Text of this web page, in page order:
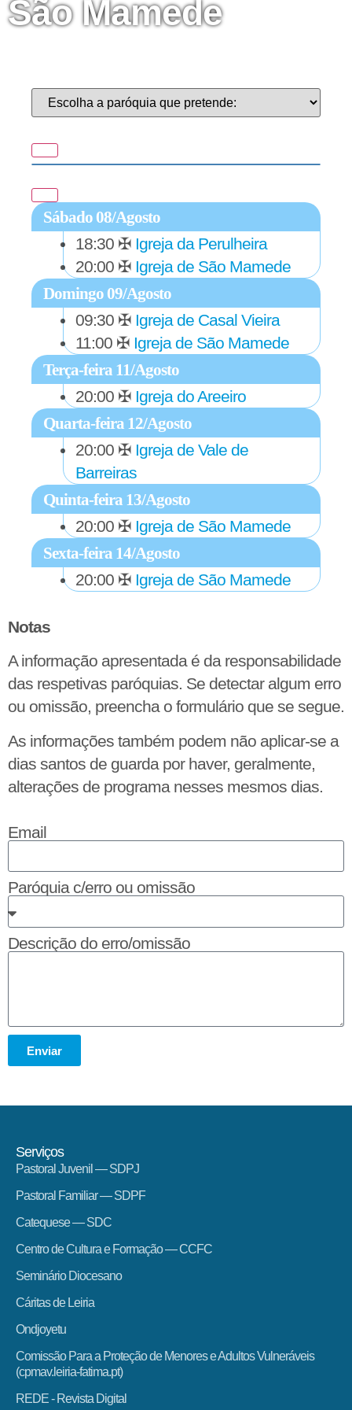
São Mamede
Sábado 08/Agosto
18:30 ✠ Igreja da Perulheira
20:00 ✠ Igreja de São Mamede
Domingo 09/Agosto
09:30 ✠ Igreja de Casal Vieira
11:00 ✠ Igreja de São Mamede
Terça-feira 11/Agosto
20:00 ✠ Igreja do Areeiro
Quarta-feira 12/Agosto
20:00 ✠ Igreja de Vale de
Barreiras
Quinta-feira 13/Agosto
20:00 ✠ Igreja de São Mamede
Sexta-feira 14/Agosto
20:00 ✠ Igreja de São Mamede
Notas
A informação apresentada é da responsabilidade
das respetivas paróquias. Se detectar algum erro
ou omissão, preencha o formulário que se segue.
As informações também podem não aplicar-se a
dias santos de guarda por haver, geralmente,
alterações de programa nesses mesmos dias.
Email
Paróquia c/erro ou omissão
Descrição do erro/omissão
Enviar
Serviços
Pastoral Juvenil — SDPJ
Pastoral Familiar — SDPF
Catequese — SDC
Centro de Cultura e Formação — CCFC
Seminário Diocesano
Cáritas de Leiria
Ondjoyetu
Comissão Para a Proteção de Menores e Adultos Vulneráveis
(cpmav.leiria-fatima.pt)
REDE - Revista Digital